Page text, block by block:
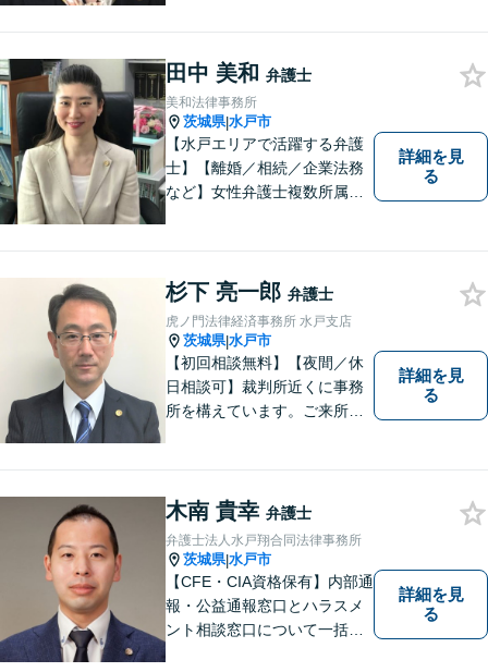
ートします。
田中 美和 弁護士
美和法律事務所
茨城県|水戸市
【水戸エリアで活躍する弁護
士】【離婚／相続／企業法務
など】女性弁護士複数所属／
いたします。お困りごとがあ
ればお気軽にご相談くださ
い。
詳細を見
る
杉下 亮一郎 弁護士
虎ノ門法律経済事務所 水戸支店
茨城県|水戸市
【初回相談無料】【夜間／休
日相談可】裁判所近くに事務
所を構えています。ご来所・
もに最善の解決を目指しま
す。
詳細を見
る
木南 貴幸 弁護士
弁護士法人水戸翔合同法律事務所
茨城県|水戸市
【CFE・CIA資格保有】内部通
報・公益通報窓口とハラスメ
ント相談窓口について一括対
詳細を見
る